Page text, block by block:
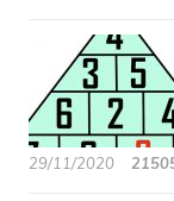
29/11/2020